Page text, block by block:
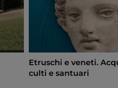
Etruschi e veneti.
culti e santuari